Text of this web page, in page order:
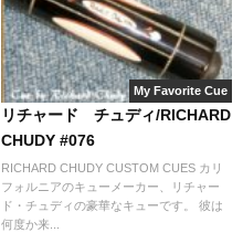
My Favorite Cue
リチャード チュディ/RICHARD
CHUDY #076
RICHARD CHUDY CUSTOM CUES カリ
フォルニアのキューメーカー、リチャー
ド・チュディの豪華なキューです。 彼は
何度か来...